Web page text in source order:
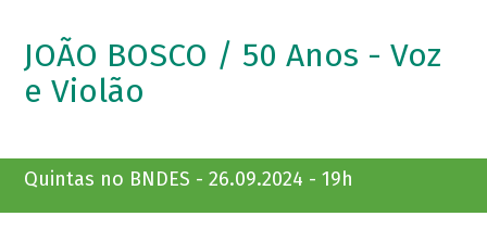
JOÃO BOSCO / 50 Anos - Voz
e Violão
Quintas no BNDES - 26.09.2024 - 19h